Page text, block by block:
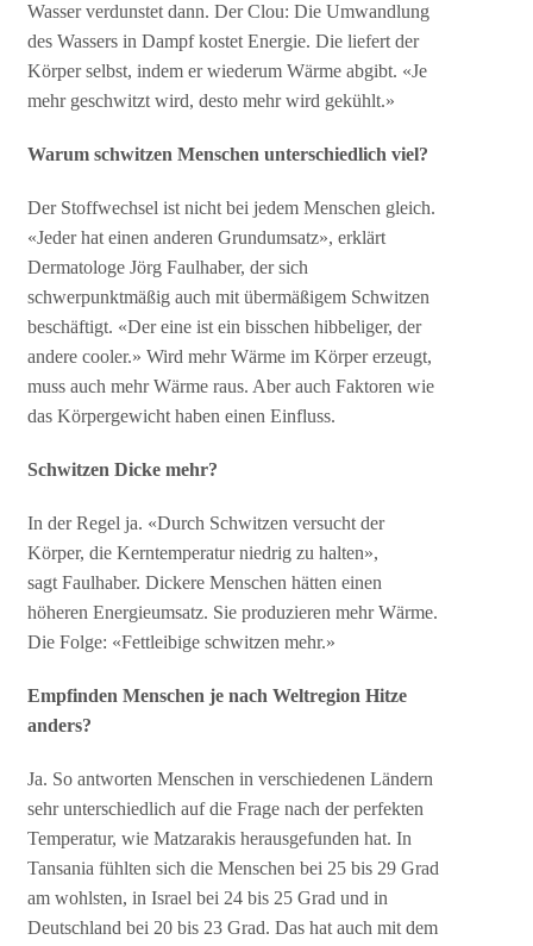
Wasser verdunstet dann. Der Clou: Die Umwandlung
des Wassers in Dampf kostet Energie. Die liefert der
Körper selbst, indem er wiederum Wärme abgibt. «Je
mehr geschwitzt wird, desto mehr wird gekühlt.»
Warum schwitzen Menschen unterschiedlich viel?
Der Stoffwechsel ist nicht bei jedem Menschen gleich.
«Jeder hat einen anderen Grundumsatz», erklärt
Dermatologe Jörg Faulhaber, der sich
schwerpunktmäßig auch mit übermäßigem Schwitzen
beschäftigt. «Der eine ist ein bisschen hibbeliger, der
andere cooler.» Wird mehr Wärme im Körper erzeugt,
muss auch mehr Wärme raus. Aber auch Faktoren wie
das Körpergewicht haben einen Einfluss.
Schwitzen Dicke mehr?
In der Regel ja. «Durch Schwitzen versucht der
Körper, die Kerntemperatur niedrig zu halten»,
sagt Faulhaber. Dickere Menschen hätten einen
höheren Energieumsatz. Sie produzieren mehr Wärme.
Die Folge: «Fettleibige schwitzen mehr.»
Empfinden Menschen je nach Weltregion Hitze
anders?
Ja. So antworten Menschen in verschiedenen Ländern
sehr unterschiedlich auf die Frage nach der perfekten
Temperatur, wie Matzarakis herausgefunden hat. In
Tansania fühlten sich die Menschen bei 25 bis 29 Grad
am wohlsten, in Israel bei 24 bis 25 Grad und in
Deutschland bei 20 bis 23 Grad. Das hat auch mit dem